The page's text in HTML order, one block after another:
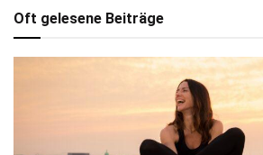
Oft gelesene Beiträge